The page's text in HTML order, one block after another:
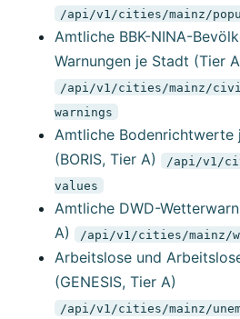
/api/v1/cities/mainz/
Amtliche BBK-NINA-
Warnungen je Stadt (Tier
/api/v1/cities/mainz/
warnings
Amtliche Bodenrichtwerte
(BORIS, Tier A)
/api/v1/
values
Amtliche DWD-
A)
/api/v1/cities/mainz/
Arbeitslose und
(GENESIS, Tier A)
/api/v1/cities/mainz/